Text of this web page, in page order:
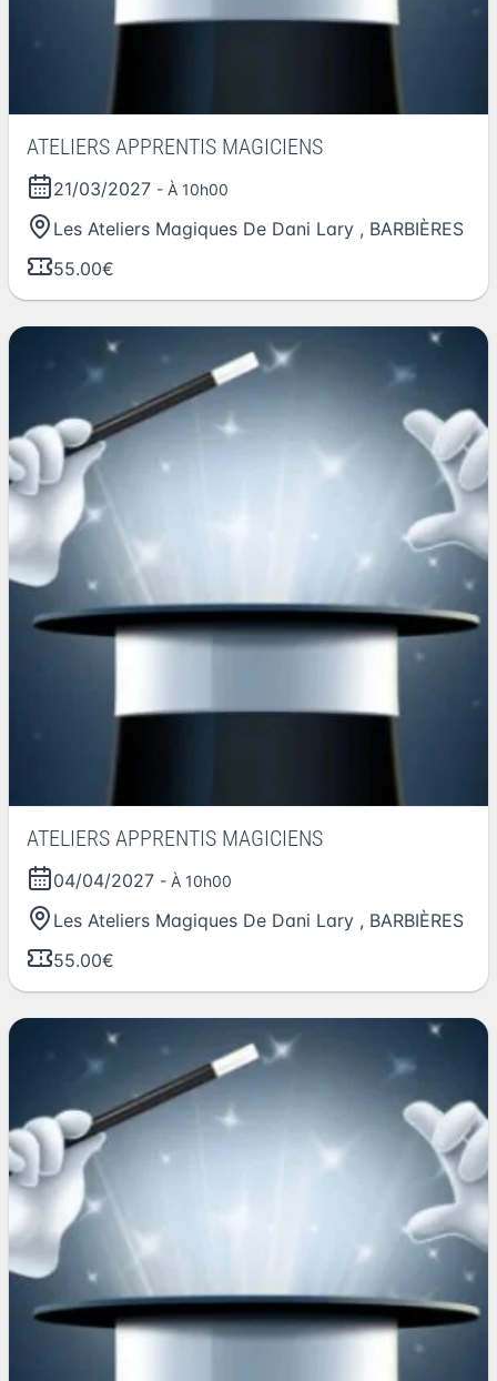
ATELIERS APPRENTIS MAGICIENS
21/03/2027 - À 10h00
Les Ateliers Magiques De Dani Lary , BARBIÈRES
55.00€
ATELIERS APPRENTIS MAGICIENS
04/04/2027 - À 10h00
Les Ateliers Magiques De Dani Lary , BARBIÈRES
55.00€